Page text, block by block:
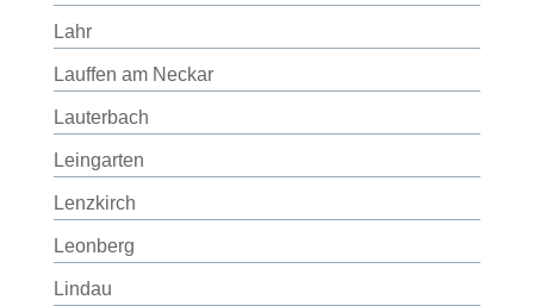
Lahr
Lauffen am Neckar
Lauterbach
Leingarten
Lenzkirch
Leonberg
Lindau